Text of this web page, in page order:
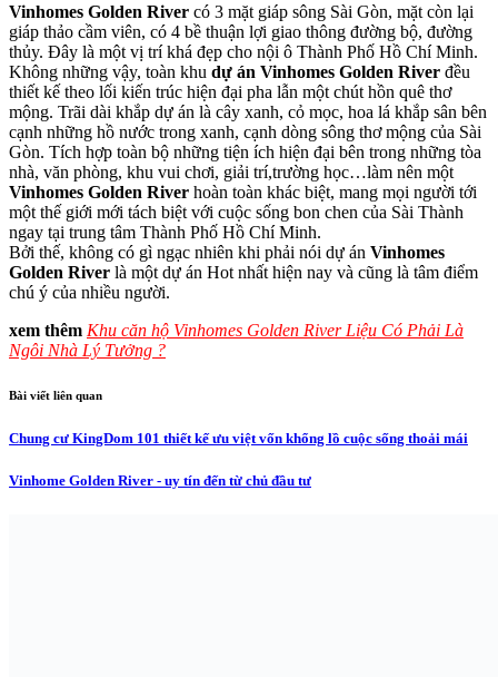
Vinhomes Golden River có 3 mặt giáp sông Sài Gòn, mặt còn lại
giáp thảo cầm viên, có 4 bề thuận lợi giao thông đường bộ, đường
thủy. Đây là một vị trí khá đẹp cho nội ô Thành Phố Hồ Chí Minh.
Không những vậy, toàn khu dự án Vinhomes Golden River đều
thiết kế theo lối kiến trúc hiện đại pha lẫn một chút hồn quê thơ
mộng. Trãi dài khắp dự án là cây xanh, cỏ mọc, hoa lá khắp sân bên
cạnh những hồ nước trong xanh, cạnh dòng sông thơ mộng của Sài
Gòn. Tích hợp toàn bộ những tiện ích hiện đại bên trong những tòa
nhà, văn phòng, khu vui chơi, giải trí,trường học…làm nên một
Vinhomes Golden River hoàn toàn khác biệt, mang mọi người tới
một thế giới mới tách biệt với cuộc sống bon chen của Sài Thành
ngay tại trung tâm Thành Phố Hồ Chí Minh.
Bởi thế, không có gì ngạc nhiên khi phải nói dự án Vinhomes
Golden River là một dự án Hot nhất hiện nay và cũng là tâm điểm
chú ý của nhiều người.
xem thêm Khu căn hộ Vinhomes Golden River Liệu Có Phải Là
Ngôi Nhà Lý Tưởng ?
Bài viết liên quan
Chung cư KingDom 101 thiết kế ưu việt vốn khổng lồ cuộc sống thoải mái
Vinhome Golden River - uy tín đến từ chủ đầu tư